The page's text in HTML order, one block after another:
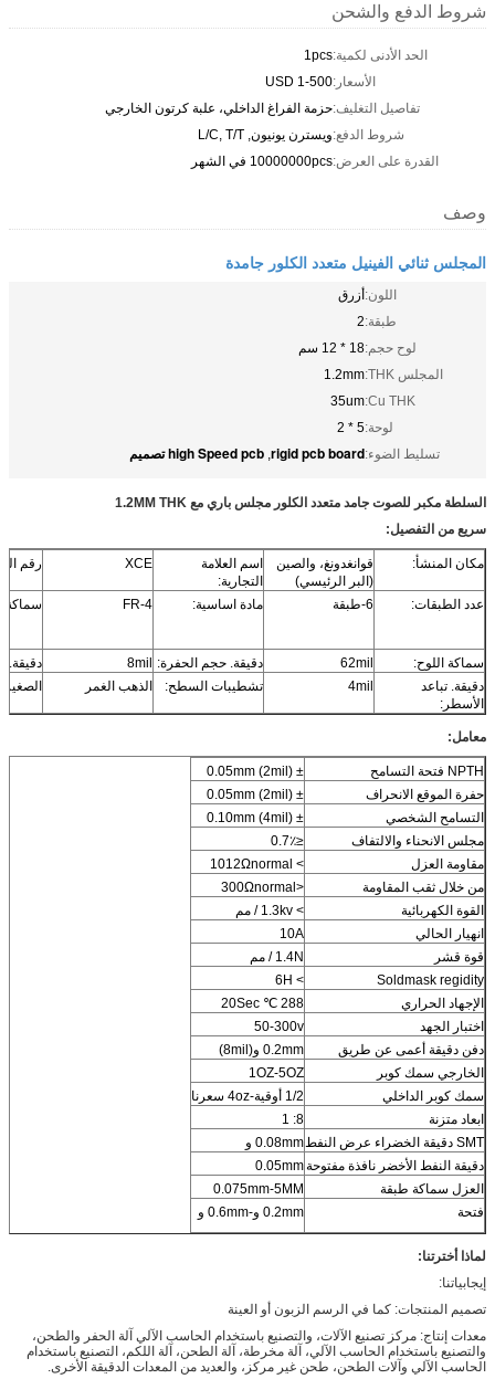
شروط الدفع والشحن
الحد الأدنى لكمية:1pcs
الأسعار:USD 1-500
تفاصيل التغليف:حزمة الفراغ الداخلي، علبة كرتون الخارجي
شروط الدفع:ويسترن يونيون, L/C, T/T
القدرة على العرض:10000000pcs في الشهر
وصف
المجلس ثنائي الفينيل متعدد الكلور جامدة
اللون:أزرق
طبقة:2
لوح حجم:18 * 12 سم
المجلس THK:
1.2mm
Cu THK:
35um
لوحة:5 * 2
تسليط الضوء:rigid pcb board
, high Speed pcb تصميم
السلطة مكبر للصوت جامد متعدد الكلور مجلس باري مع 1.2MM THK
سريع من التفصيل:
مكان المنشأ:
قوانغدونغ، والصين
(البر الرئيسي)
اسم العلامة
التجارية:
XCE رقم
عدد الطبقات: 6-طبقة مادة اساسية: FR-4 سماكة
سماكة اللوح: 62mil دقيقة. حجم الحفرة: 8mil
دقيقة. تباعد
الأسطر:
4mil تشطيبات السطح: الذهب الغمر
معامل:
NPTH فتحة التسامح
± 0.05mm (2mil)
حفرة الموقع الانحراف
± 0.05mm (2mil)
التسامح الشخصي
± 0.10mm (4mil)
مجلس الانحناء والالتفاف
≤0.7٪
مقاومة العزل
> 1012Ωnormal
من خلال ثقب المقاومة
<300Ωnormal
القوة الكهربائية
> 1.3kv / مم
انهيار الحالي
10A
قوة قشر
1.4N / مم
Soldmask regidity
> 6H
الإجهاد الحراري
288 ℃ 20Sec
اختبار الجهد
50-300v
دفن دقيقة أعمى عن طريق
0.2mm و(8mil)
الخارجي سمك كوبر
1OZ-5OZ
سمك كوبر الداخلي
1/2 أوقية-4oz سعرنا
ابعاد متزنة
8: 1
SMT دقيقة الخضراء عرض النفط
0.08mm و
دقيقة النفط الأخضر نافذة مفتوحة0.05mm
العزل سماكة طبقة
0.075mm-5MM
فتحة
0.2mm و-0.6mm و
لماذا أخترتنا:
إيجابياتنا:
تصميم المنتجات: كما في الرسم الزبون أو العينة
معدات إنتاج: مركز تصنيع الآلات، والتصنيع باستخدام الحاسب الآلي آلة الحفر والطحن،
والتصنيع باستخدام الحاسب الآلي، آلة مخرطة، آلة الطحن، آلة اللكم، التصنيع باستخدام
الحاسب الآلي وآلات الطحن، طحن غير مركز، والعديد من المعدات الدقيقة الأخرى.